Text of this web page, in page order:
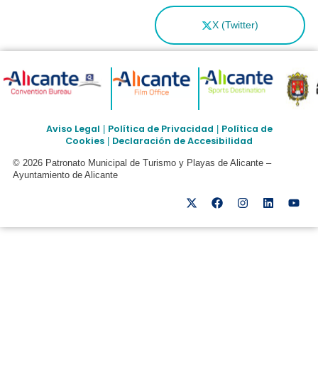
X (Twitter)
Aviso Legal Política de Privacidad
Política de
Cookies
Declaración de Accesibilidad
© 2026 Patronato Municipal de Turismo y Playas de Alicante –
Ayuntamiento de Alicante